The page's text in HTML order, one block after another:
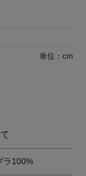
単位：cm
ラ100%